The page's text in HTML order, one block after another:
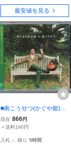
売■新品未開封■
最安値を見る
■南こうせつ(かぐや姫)■
ミニ・アルバム■「からた
ちの小径」■♪初恋は白鳥
CP-20512■2014/7/2発売
現在 866円
＋送料190円
入札 - 残り 5時間